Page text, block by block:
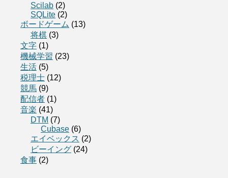
Scilab (2)
SQLite (2)
ボードゲーム (13)
将棋 (3)
文字 (1)
機械学習 (23)
生活 (5)
税理士 (12)
競馬 (9)
配信者 (1)
音楽 (41)
DTM (7)
Cubase (6)
エイベックス (2)
ビーイング (24)
食事 (2)